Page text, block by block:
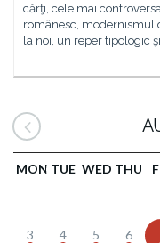
cărţi, cele mai
românesc, modernismul
la noi, un reper tipologic
MON TUE WED THU
3 4 5 6